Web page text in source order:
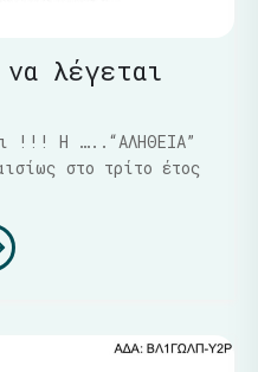
λέγεται
!!! Η …..“ΑΛΗΘΕΙΑ”
στο τρίτο έτος